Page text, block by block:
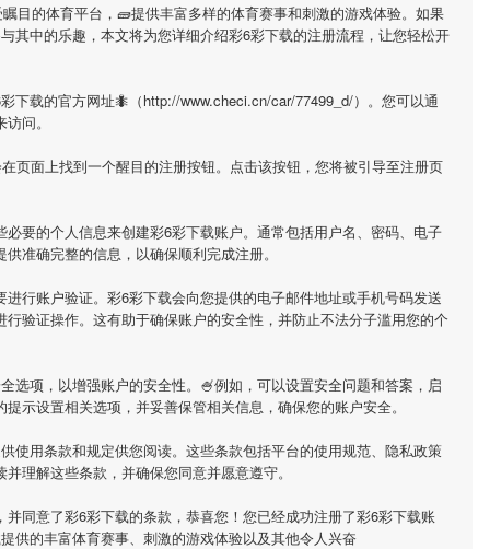
目的体育平台，🧱提供丰富多样的体育赛事和刺激的游戏体验。如果
其中的乐趣，本文将为您详细介绍彩6彩下载的注册流程，让您轻松开
下载的官方网址🐜（http://www.checi.cn/car/77499_d/）。您可以通
问。
页面上找到一个醒目的注册按钮。点击该按钮，您将被引导至注册页
必要的个人信息来创建彩6彩下载账户。通常包括用户名、密码、电子
准确完整的信息，以确保顺利完成注册。
行账户验证。 彩6彩下载会向您提供的电子邮件地址或手机号码发送
验证操作。这有助于确保账户的安全性，并防止不法分子滥用您的个
选项，以增强账户的安全性。🍧例如，可以设置安全问题和答案，启
示设置相关选项，并妥善保管相关信息，确保您的账户安全。
使用条款和规定供您阅读。这些条款包括平台的使用规范、隐私政策
理解这些条款，并确保您同意并愿意遵守。
并同意了彩6彩下载的条款，恭喜您！您已经成功注册了彩6彩下载账
提供的丰富体育赛事、刺激的游戏体验以及其他令人兴奋